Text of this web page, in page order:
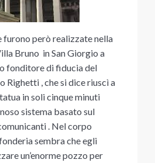
furono però realizzate nella
Bruno in San Giorgio a
fonditore di fiducia del
Righetti , che si dice riuscì a
in soli cinque minuti
sistema basato sul
. Nel corpo
sembra che egli
un’enorme pozzo per